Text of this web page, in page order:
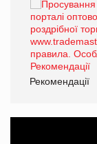
Рекомендації